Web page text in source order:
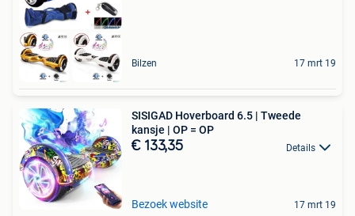
Bilzen 17 mrt 19
SISIGAD Hoverboard 6.5 | Tweede
kansje | OP = OP
€ 133,35 Details
Bezoek website 17 mrt 19